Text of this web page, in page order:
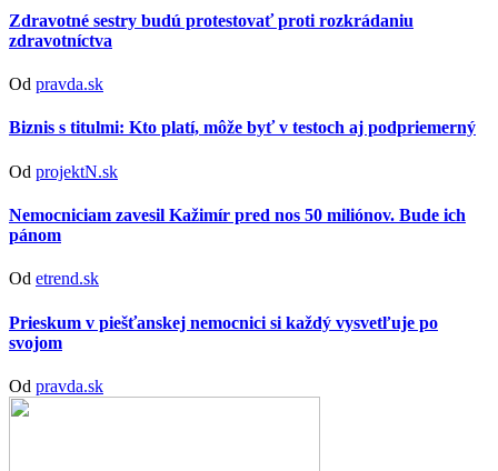
Zdravotné sestry budú protestovať proti rozkrádaniu
zdravotníctva
Od pravda.sk
Biznis s titulmi: Kto platí, môže byť v testoch aj podpriemerný
Od projektN.sk
Nemocniciam zavesil Kažimír pred nos 50 miliónov. Bude ich
pánom
Od etrend.sk
Prieskum v piešťanskej nemocnici si každý vysvetľuje po
svojom
Od pravda.sk